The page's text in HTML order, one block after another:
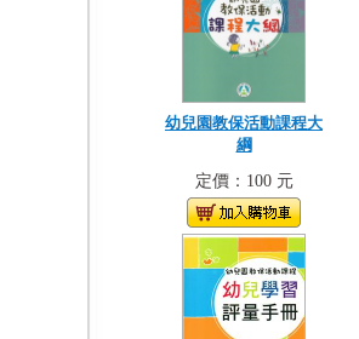
幼兒園教保活動課程大
綱
定價：100 元